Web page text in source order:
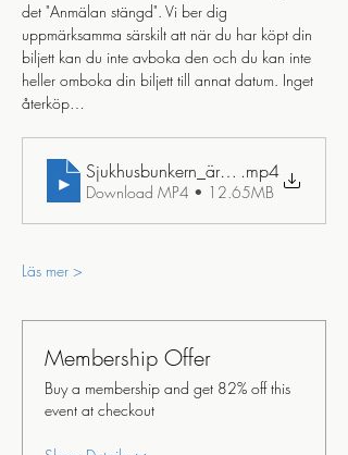
det "Anmälan stängd". Vi ber dig
uppmärksamma särskilt att när du har köpt din
biljett kan du inte avboka den och du kan inte
heller omboka din biljett till annat datum. Inget
återköp…
.mp4
Download MP4 • 12.65MB
Läs mer >
Membership Offer
Buy a membership and get 82% off this
event at checkout